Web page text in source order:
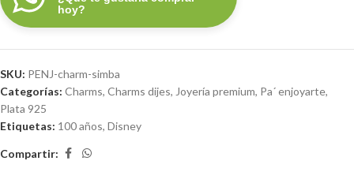
hoy?
SKU: PENJ-charm-simba
Categorías: Charms, Charms dijes, Joyería premium, Pa´ enjoyarte,
Plata 925
Etiquetas: 100 años, Disney
Compartir: